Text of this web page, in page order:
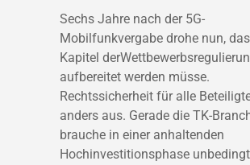
Sechs Jahre nach der 5G-
Mobilfunkvergabe drohe nun,
Kapitel der
aufbereitet werden müsse.
Rechtssicherheit für alle
anders aus. Gerade die TK-
brauche in einer anhaltenden
Hochinvestitionsphase unbedingt